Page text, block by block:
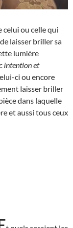
celui ou celle qui
laisser briller sa
lumière
intention et
ci ou encore
laisser briller
dans laquelle
et aussi tous ceux